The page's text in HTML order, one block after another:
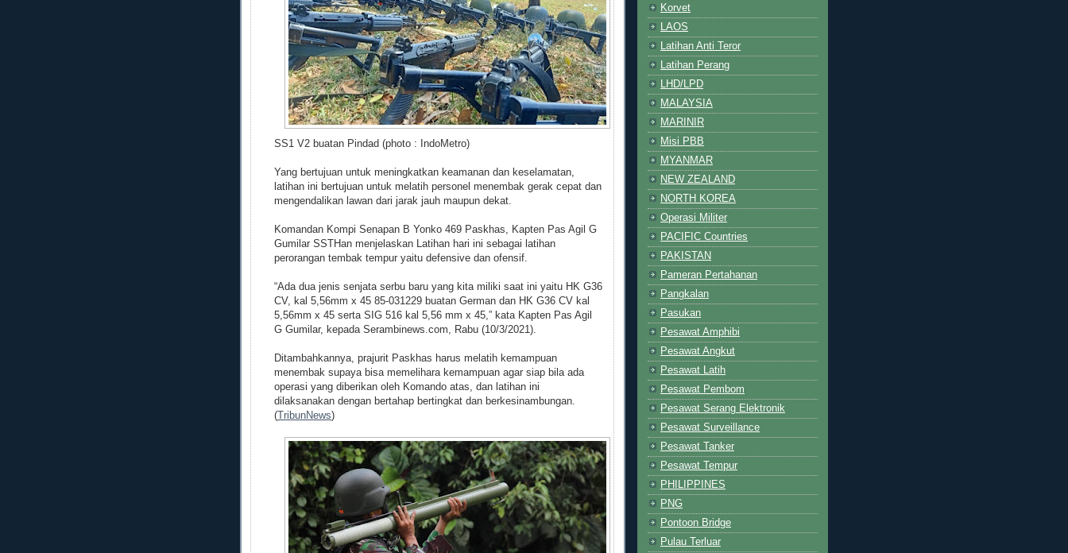
SS1 V2 buatan Pindad (photo : IndoMetro)
Yang bertujuan untuk meningkatkan keamanan dan keselamatan,
latihan ini bertujuan untuk melatih personel menembak gerak cepat dan
mengendalikan lawan dari jarak jauh maupun dekat.
Komandan Kompi Senapan B Yonko 469 Paskhas, Kapten Pas Agil G
Gumilar SSTHan menjelaskan Latihan hari ini sebagai latihan
perorangan tembak tempur yaitu defensive dan ofensif.
“Ada dua jenis senjata serbu baru yang kita miliki saat ini yaitu HK G36
CV, kal 5,56mm x 45 85-031229 buatan German dan HK G36 CV kal
5,56mm x 45 serta SIG 516 kal 5,56 mm x 45,” kata Kapten Pas Agil
G Gumilar, kepada Serambinews.com, Rabu (10/3/2021).
Ditambahkannya, prajurit Paskhas harus melatih kemampuan
menembak supaya bisa memelihara kemampuan agar siap bila ada
operasi yang diberikan oleh Komando atas, dan latihan ini
dilaksanakan dengan bertahap bertingkat dan berkesinambungan.
(TribunNews)
Korvet
LAOS
Latihan Anti Teror
Latihan Perang
LHD/LPD
MALAYSIA
MARINIR
Misi PBB
MYANMAR
NEW ZEALAND
NORTH KOREA
Operasi Militer
PACIFIC Countries
PAKISTAN
Pameran Pertahanan
Pangkalan
Pasukan
Pesawat Amphibi
Pesawat Angkut
Pesawat Latih
Pesawat Pembom
Pesawat Serang Elektronik
Pesawat Surveillance
Pesawat Tanker
Pesawat Tempur
PHILIPPINES
PNG
Pontoon Bridge
Pulau Terluar